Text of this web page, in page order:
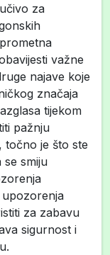
za
važne
najave koje
značaja
tijekom
pažnju
točno je što ste
se smiju
za zabavu
sigurnost i